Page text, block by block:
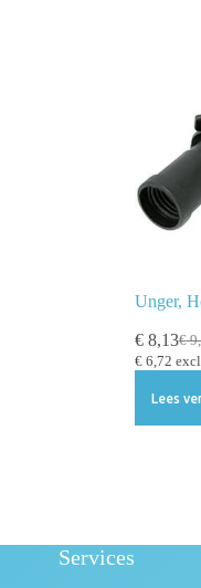
Unger,
€
€8,13
€6,72
Lees
Services